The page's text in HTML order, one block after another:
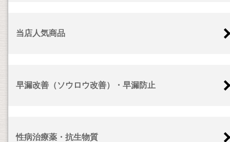
当店人気商品
早漏改善（ソウロウ改善）・早漏防止
性病治療薬・抗生物質